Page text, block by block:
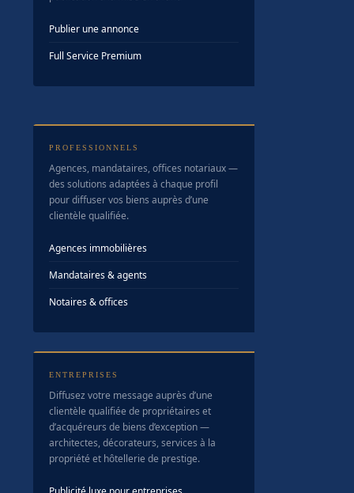
Publier une annonce
Full Service Premium
PROFESSIONNELS
Agences, mandataires, offices notariaux —
des solutions adaptées à chaque profil
pour diffuser vos biens auprès d’une
clientèle qualifiée.
Agences immobilières
Mandataires & agents
Notaires & offices
ENTREPRISES
Diffusez votre message auprès d’une
clientèle qualifiée de propriétaires et
d’acquéreurs de biens d’exception —
architectes, décorateurs, services à la
propriété et hôtellerie de prestige.